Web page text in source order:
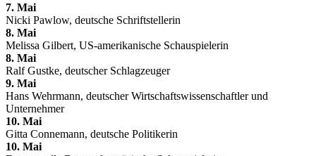
7. Mai
Nicki Pawlow, deutsche Schriftstellerin
8. Mai
Melissa Gilbert, US-amerikanische Schauspielerin
8. Mai
Ralf Gustke, deutscher Schlagzeuger
9. Mai
Hans Wehrmann, deutscher Wirtschaftswissenschaftler und
Unternehmer
10. Mai
Gitta Connemann, deutsche Politikerin
10. Mai